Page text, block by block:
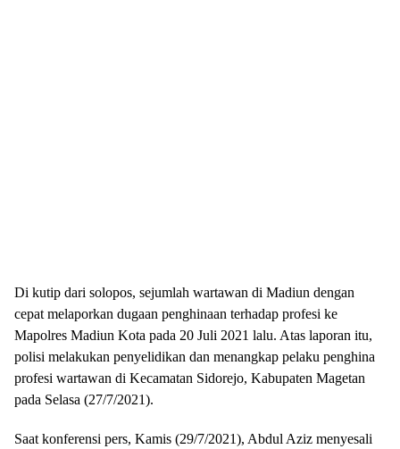
Di kutip dari solopos, sejumlah wartawan di Madiun dengan
cepat melaporkan dugaan penghinaan terhadap profesi ke
Mapolres Madiun Kota pada 20 Juli 2021 lalu. Atas laporan itu,
polisi melakukan penyelidikan dan menangkap pelaku penghina
profesi wartawan di Kecamatan Sidorejo, Kabupaten Magetan
pada Selasa (27/7/2021).
Saat konferensi pers, Kamis (29/7/2021), Abdul Aziz menyesali